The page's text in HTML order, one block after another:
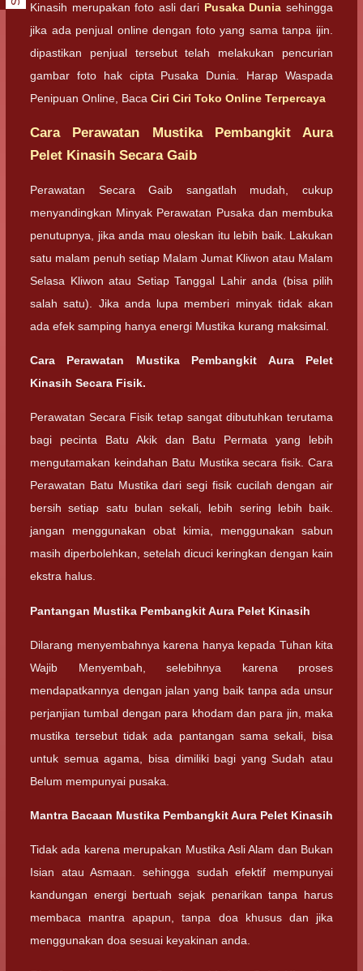
Kinasih merupakan foto asli dari Pusaka Dunia sehingga
jika ada penjual online dengan foto yang sama tanpa ijin.
dipastikan penjual tersebut telah melakukan pencurian
gambar foto hak cipta Pusaka Dunia. Harap Waspada
Penipuan Online, Baca Ciri Ciri Toko Online Terpercaya
Cara Perawatan Mustika Pembangkit Aura
Pelet Kinasih Secara Gaib
Perawatan Secara Gaib sangatlah mudah, cukup
menyandingkan Minyak Perawatan Pusaka dan membuka
penutupnya, jika anda mau oleskan itu lebih baik. Lakukan
satu malam penuh setiap Malam Jumat Kliwon atau Malam
Selasa Kliwon atau Setiap Tanggal Lahir anda (bisa pilih
salah satu). Jika anda lupa memberi minyak tidak akan
ada efek samping hanya energi Mustika kurang maksimal.
Cara Perawatan Mustika Pembangkit Aura Pelet
Kinasih Secara Fisik.
Perawatan Secara Fisik tetap sangat dibutuhkan terutama
bagi pecinta Batu Akik dan Batu Permata yang lebih
mengutamakan keindahan Batu Mustika secara fisik. Cara
Perawatan Batu Mustika dari segi fisik cucilah dengan air
bersih setiap satu bulan sekali, lebih sering lebih baik.
jangan menggunakan obat kimia, menggunakan sabun
masih diperbolehkan, setelah dicuci keringkan dengan kain
ekstra halus.
Pantangan Mustika Pembangkit Aura Pelet Kinasih
Dilarang menyembahnya karena hanya kepada Tuhan kita
Wajib Menyembah, selebihnya karena proses
mendapatkannya dengan jalan yang baik tanpa ada unsur
perjanjian tumbal dengan para khodam dan para jin, maka
mustika tersebut tidak ada pantangan sama sekali, bisa
untuk semua agama, bisa dimiliki bagi yang Sudah atau
Belum mempunyai pusaka.
Mantra Bacaan Mustika Pembangkit Aura Pelet Kinasih
Tidak ada karena merupakan Mustika Asli Alam dan Bukan
Isian atau Asmaan. sehingga sudah efektif mempunyai
kandungan energi bertuah sejak penarikan tanpa harus
membaca mantra apapun, tanpa doa khusus dan jika
menggunakan doa sesuai keyakinan anda.